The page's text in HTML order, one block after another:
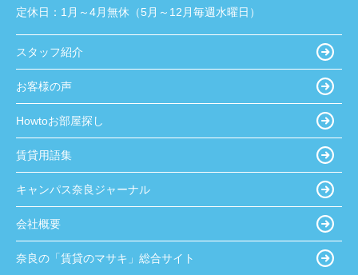
定休日： 1月～4月無休（5月～12月毎週水曜日）
スタッフ紹介
お客様の声
Howtoお部屋探し
賃貸用語集
キャンパス奈良ジャーナル
会社概要
奈良の「賃貸のマサキ」総合サイト